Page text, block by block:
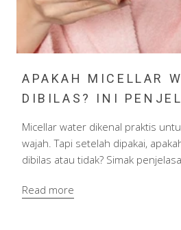
APAKAH MICELLAR
DIBILAS? INI
Micellar water dikenal praktis
wajah. Tapi setelah dipakai,
dibilas atau tidak? Simak
Read more